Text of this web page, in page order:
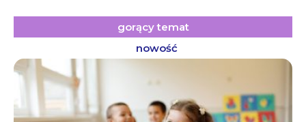
gorący temat
nowość